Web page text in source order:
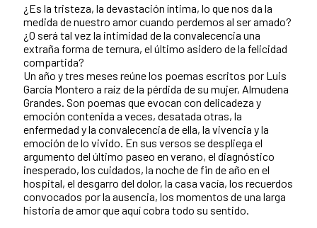
¿Es la tristeza, la devastación íntima, lo que nos da la
medida de nuestro amor cuando perdemos al ser amado?
¿O será tal vez la intimidad de la convalecencia una
extraña forma de ternura, el último asidero de la felicidad
compartida?
Un año y tres meses reúne los poemas escritos por Luis
García Montero a raíz de la pérdida de su mujer, Almudena
Grandes. Son poemas que evocan con delicadeza y
emoción contenida a veces, desatada otras, la
enfermedad y la convalecencia de ella, la vivencia y la
emoción de lo vivido. En sus versos se despliega el
argumento del último paseo en verano, el diagnóstico
inesperado, los cuidados, la noche de fin de año en el
hospital, el desgarro del dolor, la casa vacía, los recuerdos
convocados por la ausencia, los momentos de una larga
historia de amor que aquí cobra todo su sentido.